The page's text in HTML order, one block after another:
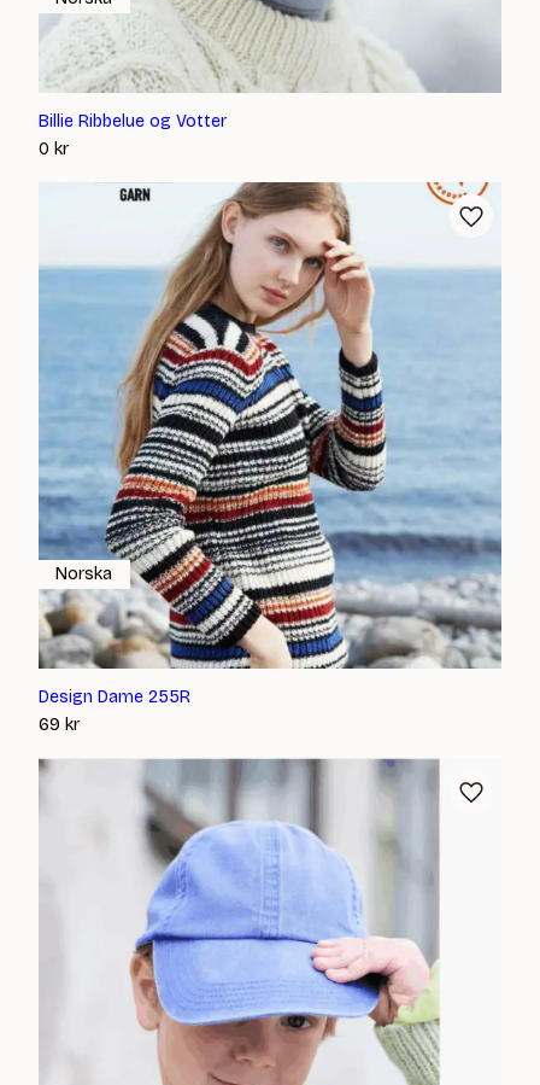
Billie Ribbelue og Votter
0 kr
Design Dame 255R
69 kr
Norska